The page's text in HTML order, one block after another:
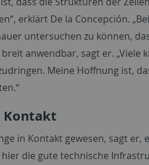
erklärt De la Concepción.
untersuchen zu können,
anwendbar, sagt er. „Viele
Meine Hoffnung ist,
Kontakt
in Kontakt gewesen, sagt
die gute technische